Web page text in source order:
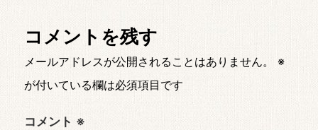
コメントを残す
メールアドレスが公開されることはありません。
※
が付いている欄は必須項目です
コメント ※